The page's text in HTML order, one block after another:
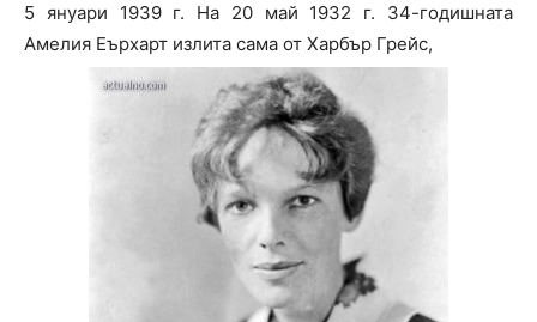
5 януари 1939 г. На 20 май 1932 г. 34-годишната
Амелия Еърхарт излита сама от Харбър Грейс,